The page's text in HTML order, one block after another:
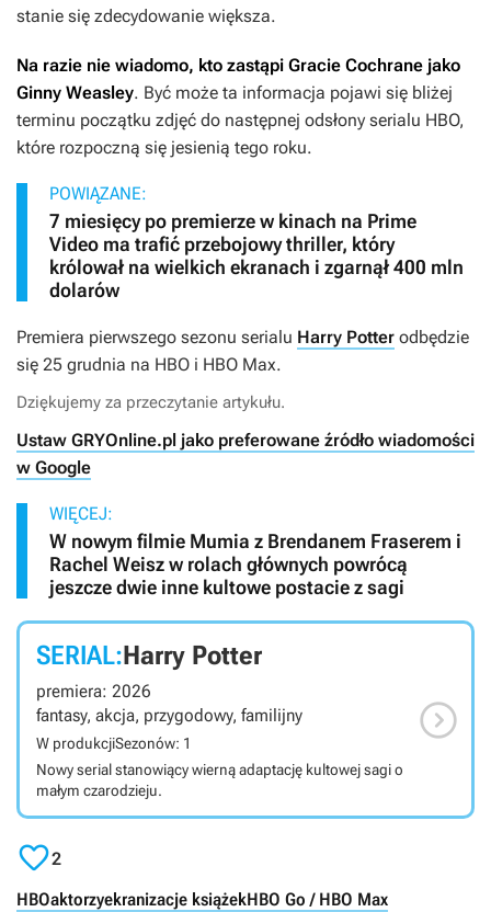
stanie się zdecydowanie większa.
Na razie nie wiadomo, kto zastąpi Gracie Cochrane jako
Ginny Weasley. Być może ta informacja pojawi się bliżej
terminu początku zdjęć do następnej odsłony serialu HBO,
które rozpoczną się jesienią tego roku.
POWIĄZANE:
7 miesięcy po premierze w kinach na Prime
Video ma trafić przebojowy thriller, który
królował na wielkich ekranach i zgarnął 400 mln
dolarów
Premiera pierwszego sezonu serialu Harry Potter odbędzie
się 25 grudnia na HBO i HBO Max.
Dziękujemy za przeczytanie artykułu.
Ustaw GRYOnline.pl jako preferowane źródło wiadomości
w Google
WIĘCEJ:
W nowym filmie Mumia z Brendanem Fraserem i
Rachel Weisz w rolach głównych powrócą
jeszcze dwie inne kultowe postacie z sagi
SERIAL:Harry Potter
premiera: 2026
fantasy, akcja, przygodowy, familijny
W produkcjiSezonów: 1
Nowy serial stanowiący wierną adaptację kultowej sagi o
małym czarodzieju.

2
HBOaktorzyekranizacje książekHBO Go / HBO Max